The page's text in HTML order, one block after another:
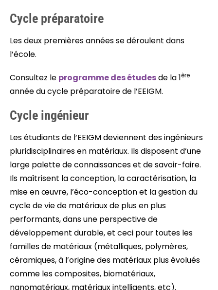
Cycle préparatoire
Les deux premières années se déroulent dans
l’école.
Consultez le programme des étudesde la 1ère
année du cycle préparatoire de l’EEIGM.
Cycle ingénieur
Les étudiants de l’EEIGM deviennent des ingénieurs
pluridisciplinaires en matériaux. Ils disposent d’une
large palette de connaissances et de savoir-faire.
Ils maîtrisent la conception, la caractérisation, la
mise en œuvre, l’éco-conception et la gestion du
cycle de vie de matériaux de plus en plus
performants, dans une perspective de
développement durable, et ceci pour toutes les
familles de matériaux (métalliques, polymères,
céramiques, à l’origine des matériaux plus évolués
comme les composites, biomatériaux,
nanomatériaux, matériaux intelligents, etc).